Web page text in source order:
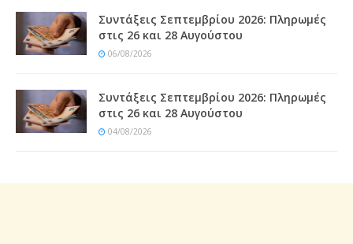
Συντάξεις Σεπτεμβρίου 2026: Πληρωμές
στις 26 και 28 Αυγούστου
06/08/2026
Συντάξεις Σεπτεμβρίου 2026: Πληρωμές
στις 26 και 28 Αυγούστου
04/08/2026